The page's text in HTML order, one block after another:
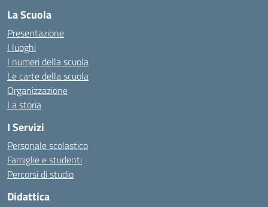
La Scuola
Presentazione
I luoghi
I numeri della scuola
Le carte della scuola
Organizzazione
La storia
I Servizi
Personale scolastico
Famiglie e studenti
Percorsi di studio
Didattica